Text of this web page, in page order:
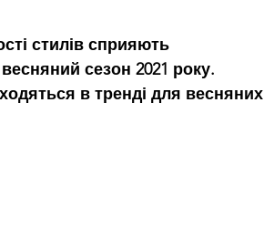
стилів сприяють
сезон 2021 року.
в тренді для весняних